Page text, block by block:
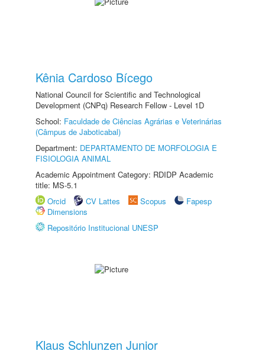
Kênia Cardoso Bícego
National Council for Scientific and Technological
Development (CNPq) Research Fellow - Level 1D
School: Faculdade de Ciências Agrárias e Veterinárias
(Câmpus de Jaboticabal)
Department: DEPARTAMENTO DE MORFOLOGIA E
FISIOLOGIA ANIMAL
Academic Appointment Category: RDIDP Academic
title: MS-5.1
Orcid
CV Lattes Scopus
Fapesp
Dimensions
Repositório Institucional UNESP
Klaus Schlunzen Junior